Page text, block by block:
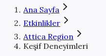
Ana Sayfa
Etkinlikler
Attica Region
Keşif Deneyimleri